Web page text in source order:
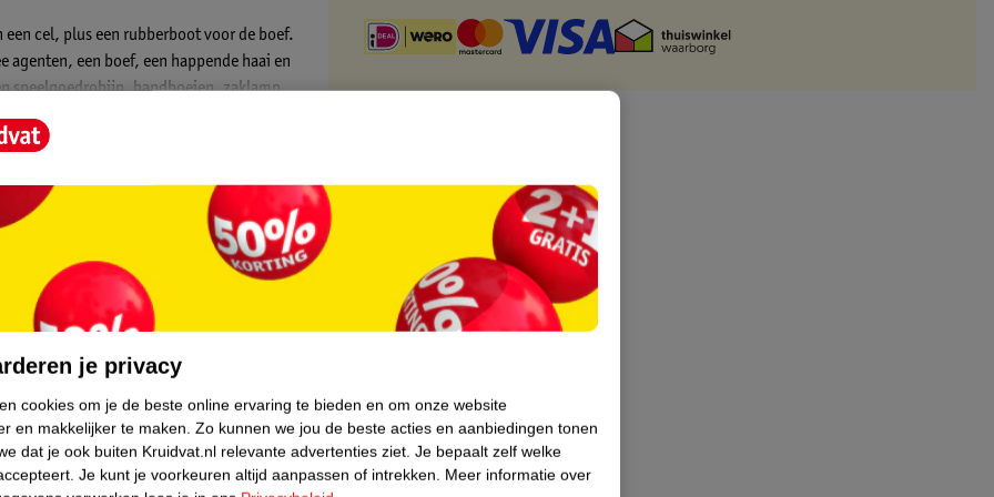
cel, plus een rubberboot voor de boef.
agenten, een boef, een happende haai en
speelgoedrobijn, handboeien, zaklamp,
Hiermee zoom je in, draai je modellen
je privacy
cookies om je de beste online ervaring te bieden en om onze website
en makkelijker te maken. Zo kunnen we jou de beste acties en aanbiedingen tonen
dat je ook buiten Kruidvat.nl relevante advertenties ziet. Je bepaalt zelf welke
Je kunt je voorkeuren altijd aanpassen of intrekken. Meer informatie over